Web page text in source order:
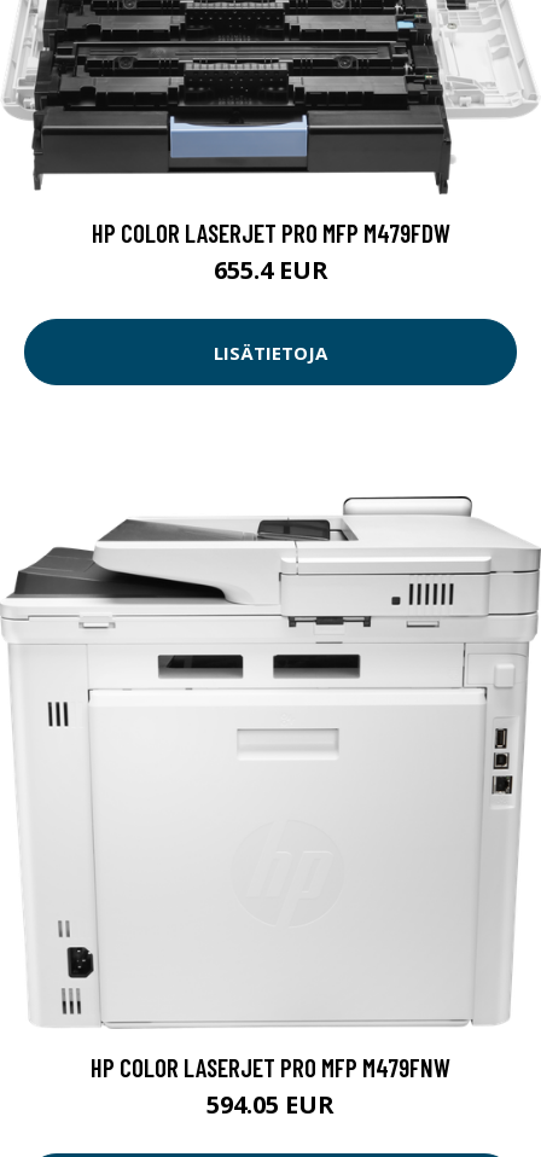
HP COLOR LASERJET PRO MFP M479FDW
655.4 EUR
LISÄTIETOJA
HP COLOR LASERJET PRO MFP M479FNW
594.05 EUR